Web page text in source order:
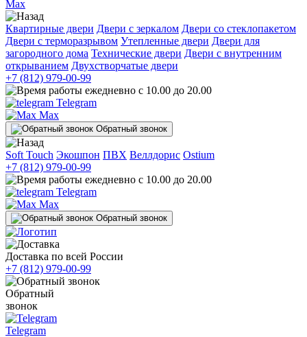
Max
Квартирные двери Двери с зеркалом Двери со стеклопакетом
Двери с терморазрывом Утепленные двери Двери для
загородного дома Технические двери Двери с внутренним
открыванием Двухстворчатые двери
+7 (812) 979-00-99
ежедневно с 10.00 до 20.00
Telegram
Max
Обратный звонок
Soft Touch Экошпон ПВХ Веллдорис Ostium
+7 (812) 979-00-99
ежедневно с 10.00 до 20.00
Telegram
Max
Обратный звонок
Доставка по всей России
+7 (812) 979-00-99
Обратный
звонок
Telegram